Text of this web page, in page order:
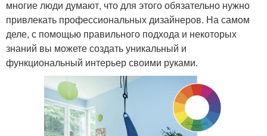
многие люди думают, что для этого обязательно нужно
привлекать профессиональных дизайнеров. На самом
деле, с помощью правильного подхода и некоторых
знаний вы можете создать уникальный и
функциональный интерьер своими руками.